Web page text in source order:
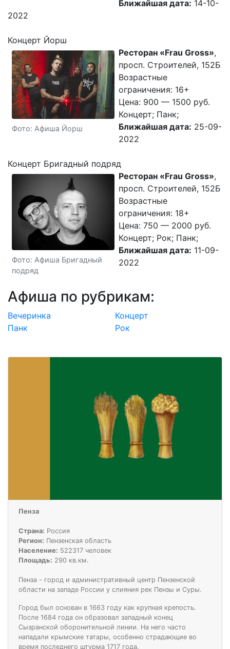
Ближайшая дата: 14-10-
2022
Концерт Йорш
Фото: Афиша Йорш
Ресторан «Frau Gross»,
просп. Строителей, 152Б
Возрастные
ограничения: 16+
Цена: 900 — 1500 руб.
Концерт; Панк;
Ближайшая дата: 25-09-
2022
Концерт Бригадный подряд
Фото: Афиша Бригадный
подряд
Ресторан «Frau Gross»,
просп. Строителей, 152Б
Возрастные
ограничения: 18+
Цена: 750 — 2000 руб.
Концерт; Рок; Панк;
Ближайшая дата: 11-09-
2022
Афиша по рубрикам:
Вечеринка
Концерт
Панк
Рок
Пенза
Страна: Россия
Регион: Пензенская область
Население: 522317 человек
Площадь: 290 кв.км.
Пенза - город и административный центр Пензенской
области на западе России у слияния рек Пензы и Суры.
Город был основан в 1663 году как крупная крепость.
После 1684 года он образовал западный конец
Сызранской оборонительной линии. На него часто
нападали крымские татары, особенно страдающие во
время последнего штурма 1717 года.